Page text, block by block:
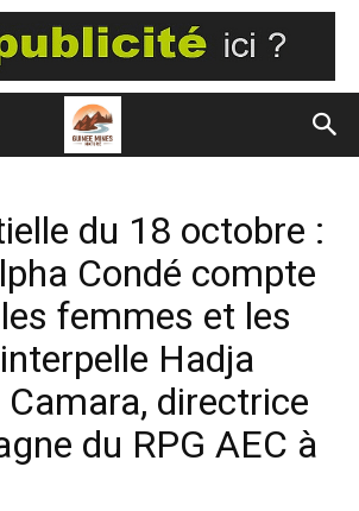
du 18 octobre :
Condé compte
femmes et les
Hadja
directrice
du RPG AEC à